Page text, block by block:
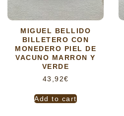
MIGUEL BELLIDO
BILLETERO CON
MONEDERO PIEL DE
VACUNO MARRON Y
VERDE
43,92€
Add to cart